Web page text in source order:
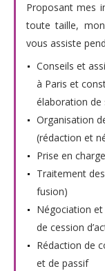
Proposant mes
toute taille,
vous assiste
Conseils et
à Paris et
élaboration de
Organisation
(rédaction et
Prise en
Traitement
fusion)
Négociation
de cession
Rédaction de
et de passif